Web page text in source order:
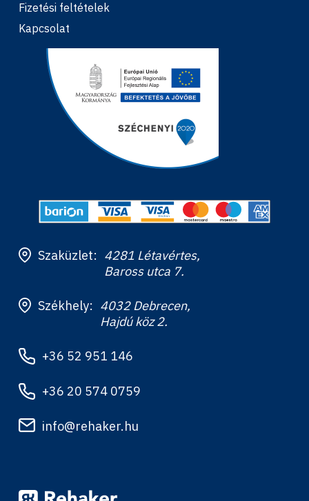
Fizetési feltételek
Kapcsolat
Szaküzlet: 4281 Létavértes,
Baross utca 7.
Székhely: 4032 Debrecen,
Hajdú köz 2.
+36 52 951 146
+36 20 574 0759
info@rehaker.hu